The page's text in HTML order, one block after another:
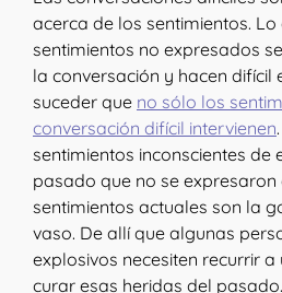
acerca de los sentimientos.
sentimientos no expresados
la conversación y hacen difícil
suceder que no sólo los
conversación difícil intervienen
sentimientos inconscientes de
pasado que no se expresaron
sentimientos actuales son la
vaso. De allí que algunas
explosivos necesiten recurrir
curar esas heridas del pasado.